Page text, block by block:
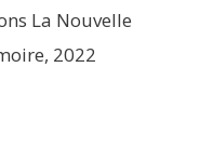
La Nou­velle
2022